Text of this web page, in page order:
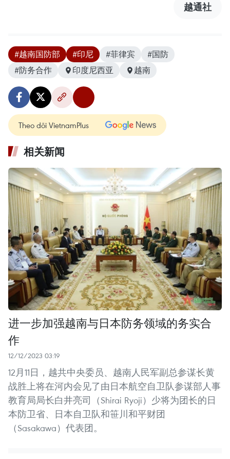
越通社
#越南国防部 #印尼 #菲律宾
#国防
#防务合作
印度尼西亚 越南
Theo dõi VietnamPlus
相关新闻
进一步加强越南与日本防务领域的务实合
作
12/12/2023 03:19
12月11日，越共中央委员、越南人民军副总参谋长黄
战胜上将在河内会见了由日本航空自卫队参谋部人事
教育局局长白井亮司（Shirai Ryoji）少将为团长的日
本防卫省、日本自卫队和笹川和平财团
（Sasakawa）代表团。